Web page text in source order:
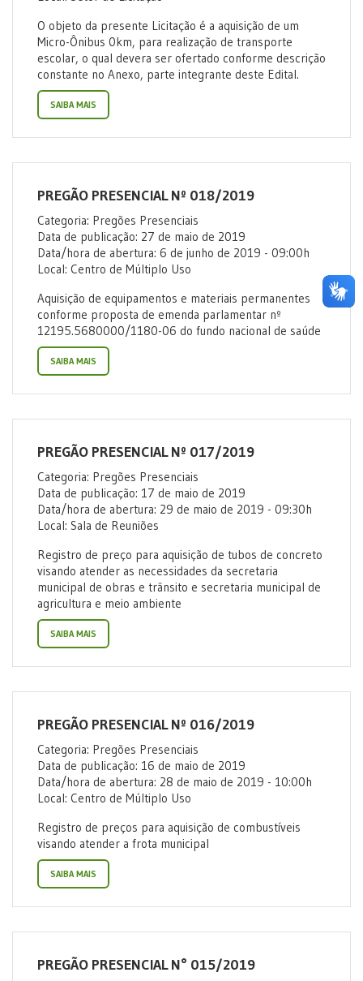
O objeto da presente Licitação é a aquisição de um
Micro-Ônibus 0km, para realização de transporte
escolar, o qual devera ser ofertado conforme descrição
constante no Anexo, parte integrante deste Edital.
SAIBA MAIS
PREGÃO PRESENCIAL Nº 018/2019
Categoria: Pregões Presenciais
Data de publicação: 27 de maio de 2019
Data/hora de abertura: 6 de junho de 2019 - 09:00h
Local: Centro de Múltiplo Uso
Aquisição de equipamentos e materiais permanentes
conforme proposta de emenda parlamentar nº
12195.5680000/1180-06 do fundo nacional de saúde
SAIBA MAIS
PREGÃO PRESENCIAL Nº 017/2019
Categoria: Pregões Presenciais
Data de publicação: 17 de maio de 2019
Data/hora de abertura: 29 de maio de 2019 - 09:30h
Local: Sala de Reuniões
Registro de preço para aquisição de tubos de concreto
visando atender as necessidades da secretaria
municipal de obras e trânsito e secretaria municipal de
agricultura e meio ambiente
SAIBA MAIS
PREGÃO PRESENCIAL Nº 016/2019
Categoria: Pregões Presenciais
Data de publicação: 16 de maio de 2019
Data/hora de abertura: 28 de maio de 2019 - 10:00h
Local: Centro de Múltiplo Uso
Registro de preços para aquisição de combustíveis
visando atender a frota municipal
SAIBA MAIS
PREGÃO PRESENCIAL N° 015/2019